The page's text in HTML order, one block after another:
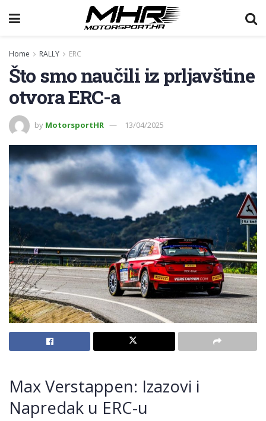
Home RALLY ERC
Što smo naučili iz prljavštine
otvora ERC-a
by MotorsportHR 13/04/2025
Max Verstappen: Izazovi i
Napredak u ERC-u